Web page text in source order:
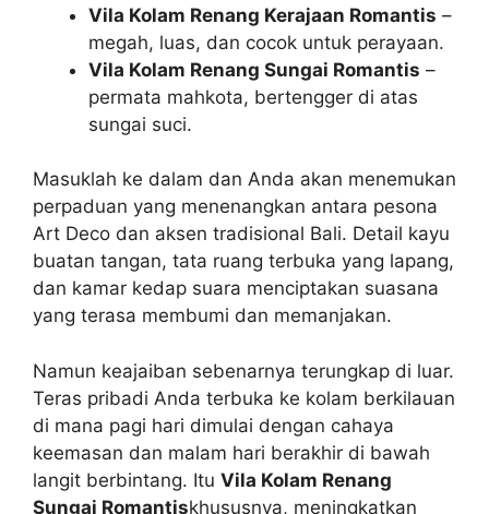
Vila Kolam Renang Kerajaan Romantis –
megah, luas, dan cocok untuk perayaan.
Vila Kolam Renang Sungai Romantis –
permata mahkota, bertengger di atas
sungai suci.
Masuklah ke dalam dan Anda akan menemukan
perpaduan yang menenangkan antara pesona
Art Deco dan aksen tradisional Bali. Detail kayu
buatan tangan, tata ruang terbuka yang lapang,
dan kamar kedap suara menciptakan suasana
yang terasa membumi dan memanjakan.
Namun keajaiban sebenarnya terungkap di luar.
Teras pribadi Anda terbuka ke kolam berkilauan
di mana pagi hari dimulai dengan cahaya
keemasan dan malam hari berakhir di bawah
langit berbintang. Itu Vila Kolam Renang
Sungai Romantiskhususnya, meningkatkan